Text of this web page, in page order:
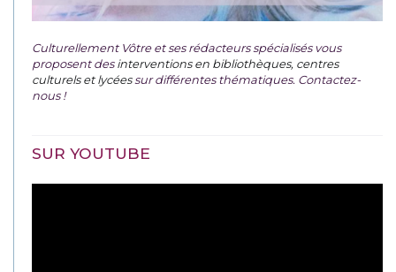
Culturellement Vôtre et ses rédacteurs spécialisés vous
proposent desinterventions en bibliothèques, centres
culturels et lycéessur différentes thématiques. Contactez-
nous !
SUR YOUTUBE